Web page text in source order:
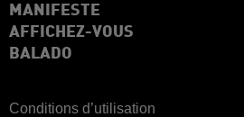
MANIFESTE
AFFICHEZ-VOUS
BALADO
Conditions d’utilisation